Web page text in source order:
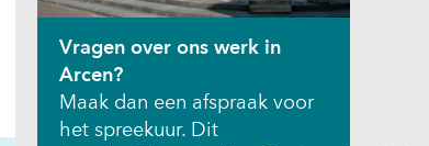
Vragen over ons werk in
Arcen?
Maak dan een afspraak voor
het spreekuur. Dit